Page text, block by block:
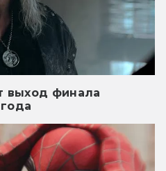
выход финала